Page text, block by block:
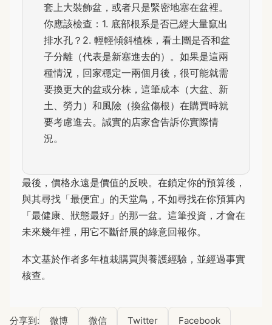
套上大裝飾盆，或者只是緊密地塞在盆裡。
你應該檢查：1. 底部根系是否已經大量竄出
排水孔？2. 輕輕傾斜植株，看土團是否和盆
子分離（代表是新塞進去的）。如果是這兩
種情況，回家穩定一兩個月後，很可能就需
要換更大的盆或分株，這筆成本（大盆、新
土、勞力）和風險（換盆傷根）在購買時就
要考慮進去。誠實的店家會告訴你實際情
況。
最後，價格永遠是價值的反映。在鎖定你的預算後，
與其尋找「最便宜」的天堂鳥，不如尋找在你預算內
「最健康、狀態最好」的那一盆。這筆投資，才會在
未來幾年裡，用它不斷舒展的綠意回報你。
本文基於作者多年植栽購買與養護經驗，並經過事實
核查。
分享到: 微博 微信 Twitter Facebook